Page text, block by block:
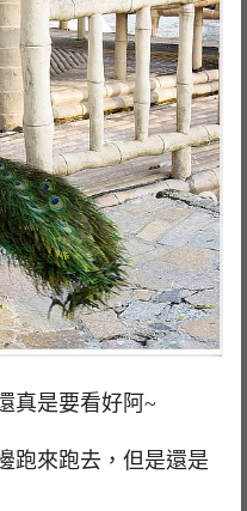
真是要看好阿~
跑來跑去，但是還是